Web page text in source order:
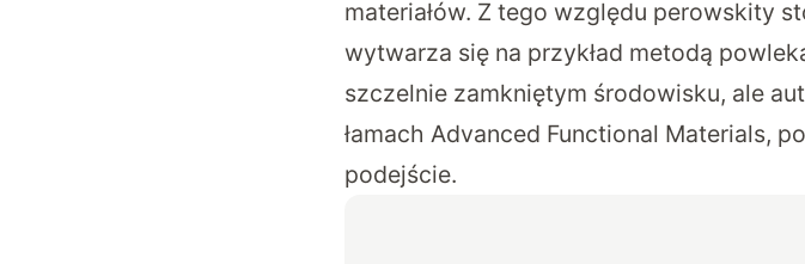
materiałów. Z tego względu perowskity
wytwarza się na przykład metodą
szczelnie zamkniętym środowisku, ale
łamach Advanced Functional Materials,
podejście.